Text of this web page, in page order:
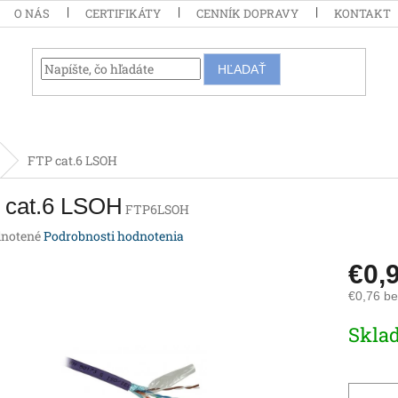
O NÁS CERTIFIKÁTY CENNÍK DOPRAVY KONTAKT
HĽADAŤ
FTP cat.6 LSOH
LSOH FTP6LSOH
Podrobnosti hodnotenia
€0,76
cena: